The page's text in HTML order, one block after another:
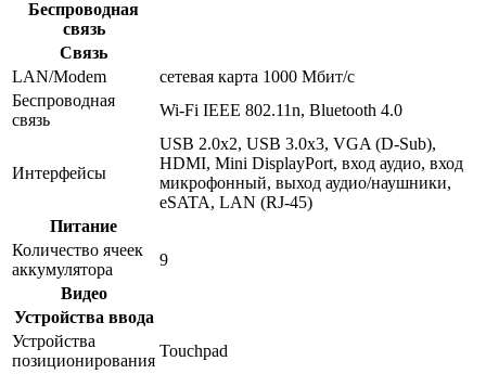
Беспроводная
связь
Связь
LAN/Modem
сетевая карта 1000 Мбит/c
Беспроводная
связь
Wi-Fi IEEE 802.11n, Bluetooth 4.0
Интерфейсы
USB 2.0x2, USB 3.0x3, VGA (D-Sub),
HDMI, Mini DisplayPort, вход аудио, вход
микрофонный, выход аудио/наушники,
eSATA, LAN (RJ-45)
Питание
Количество ячеек
аккумулятора
9
Видео
Устройства ввода
Устройства
позиционирования
Touchpad